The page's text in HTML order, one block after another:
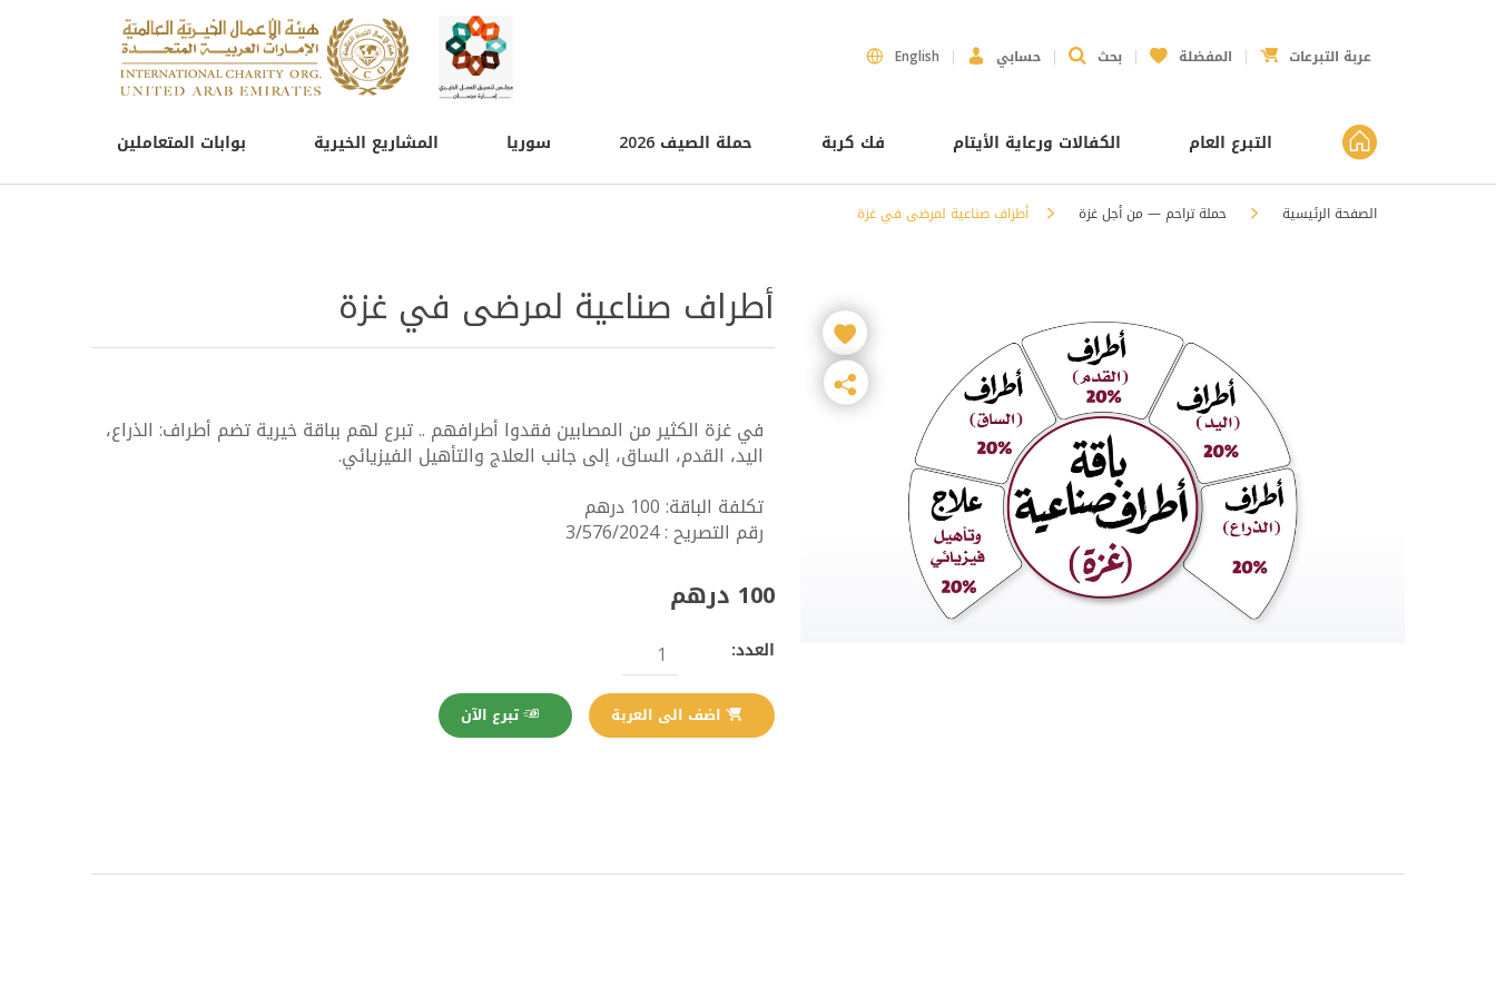
English حسابي بحث المفضلة عربة التبرعات
التبرع العام الكفالات ورعاية الأيتام فك كربة حملة الصيف 2026 سوريا المشاريع الخيرية
الصفحة الرئيسية حملة تراحم — من أجل غزة أطراف صناعية لمرضى في غزة
أطراف صناعية لمرضى في غزة
في غزة الكثير من المصابين فقدوا أطرافهم .. تبرع لهم بباقة خيرية تضم أطراف: الذراع،
اليد، القدم، الساق، إلى جانب العلاج والتأهيل الفيزيائي.
تكلفة الباقة: 100 درهم
رقم التصريح : 3/576/2024
100 درهم
العدد:
تبرع الآن